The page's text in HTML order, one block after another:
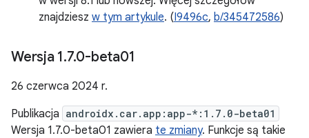
znajdziesz w tym artykule. (I9496c, b/345472586)
Wersja 1.7.0-beta01
26 czerwca 2024 r.
Publikacja androidx.car.app:app-*:1.7.0-beta01
Wersja 1.7.0-beta01 zawiera te zmiany. Funkcje są takie